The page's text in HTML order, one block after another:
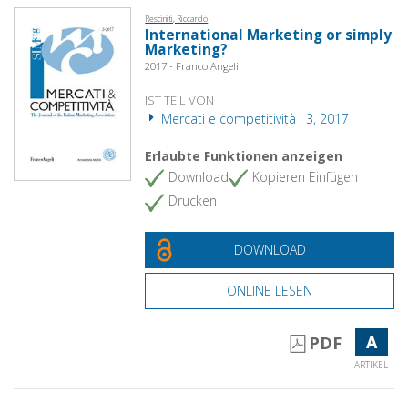
Resciniti, Riccardo
International Marketing or simply
Marketing?
2017 - Franco Angeli
IST TEIL VON
Mercati e competitività : 3, 2017
Erlaubte Funktionen anzeigen
Download
Kopieren Einfügen
Drucken
DOWNLOAD
ONLINE LESEN
PDF A
ARTIKEL